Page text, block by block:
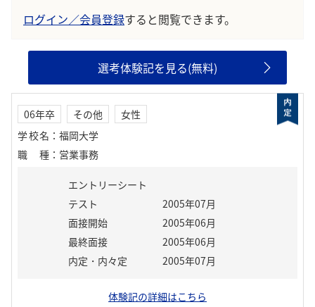
ログイン／会員登録すると閲覧できます。
選考体験記を見る(無料)
06年卒 その他
女性
学校名 ： 福岡大学
職種 ： 営業事務
エントリーシート
テスト
2005年07月
面接開始
2005年06月
最終面接
2005年06月
内定・内々定
2005年07月
体験記の詳細はこちら